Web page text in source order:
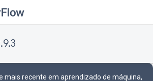
mais recente em aprendizado de máquina,